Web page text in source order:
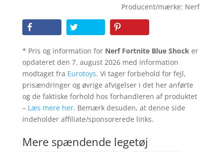
Producent/mærke: Nerf
* Pris og information for Nerf Fortnite Blue Shocker
opdateret den 7. august 2026 med information
modtaget fra Eurotoys. Vi tager forbehold for fejl,
prisændringer og øvrige afvigelser i det her anførte
og de faktiske forhold hos forhandleren af produktet
– Læs mere her. Bemærk desuden, at denne side
indeholder affiliate/sponsorerede links.
Mere spændende legetøj